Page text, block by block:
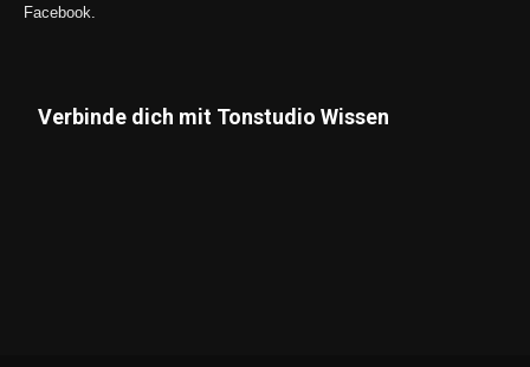
Facebook.
Verbinde dich mit Tonstudio Wissen